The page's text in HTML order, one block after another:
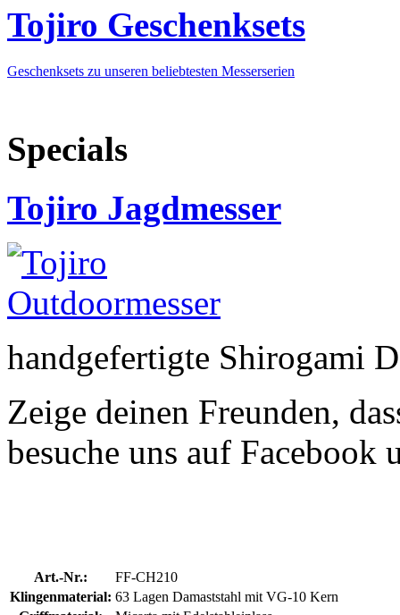
Tojiro Geschenksets
Geschenksets zu unseren beliebtesten Messerserien
Specials
Tojiro Jagdmesser
handgefertigte Shirogami
Zeige deinen Freunden,
besuche uns auf Facebook
Art.-Nr.:
FF-CH210
Klingenmaterial: 63 Lagen Damaststahl mit VG-10 Kern